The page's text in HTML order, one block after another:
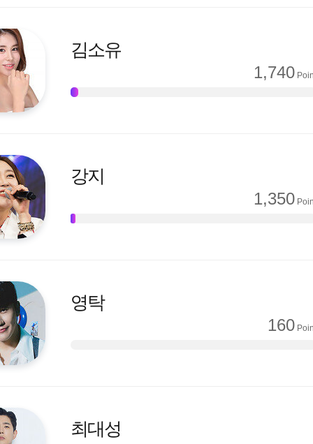
김소유
1,740
강지
1,350
영탁
160
최대성